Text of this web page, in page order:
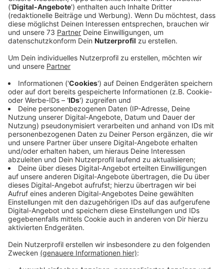
Fördermöglichkeiten und Voraussetzungen
Unter dem Motto „Naturschutz lohnt sich“ könnt ihr
euch für Umweltschecks bewerben, die Maßnahmen
unterstützen, die zum Schutz der Natur beitragen oder
Menschen für den lokalen und regionalen Natur- und
Artenschutz begeistern. Dazu zählen die Anlage von
Biotopen, die Förderung von Insektenlebensräumen
sowie Veranstaltungen und Mitmachaktionen im
praktischen Naturschutz. Die Förderung beträgt
pauschal 2.000 Euro, sofern förderfähige Ausgaben in
mindestens dieser Höhe nachgewiesen werden
können. Wichtig ist, dass die Umsetzung der Projekte
erst nach Antragstellung und Bewilligung erfolgt.